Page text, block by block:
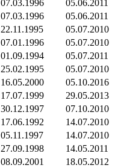
07.03.1996
05.06.2011
07.03.1996
05.06.2011
22.11.1995
05.07.2010
07.01.1996
05.07.2010
01.09.1994
05.07.2011
25.02.1995
05.07.2010
16.05.2000
05.10.2016
17.07.1999
29.05.2013
30.12.1997
07.10.2010
17.06.1992
14.07.2010
05.11.1997
14.07.2010
27.09.1998
14.05.2011
08.09.2001
18.05.2012